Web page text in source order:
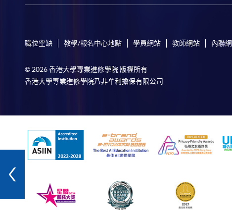
職位空缺 教學/報名中心地點 學員網站 教師網站 內聯網
© 2026 香港大學專業進修學院 版權所有
香港大學專業進修學院乃非牟利擔保有限公司